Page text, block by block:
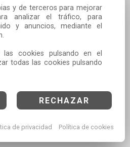
y de terceros para mejorar
analizar el tráfico, para
y anuncios, mediante el
las cookies pulsando en el
todas las cookies pulsando
RECHAZAR
de privacidad Política de cookies